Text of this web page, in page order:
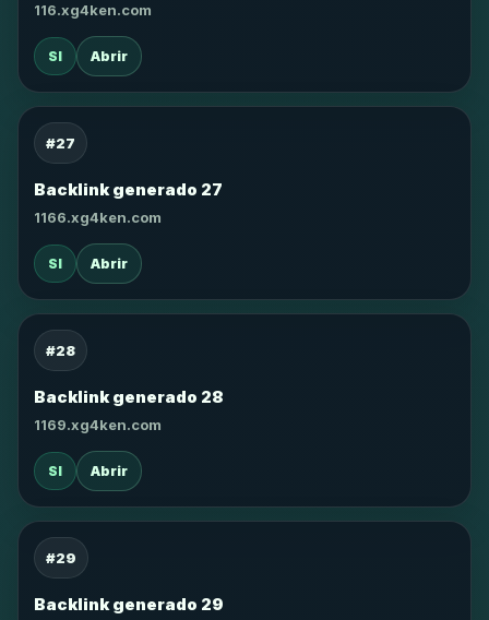
116.xg4ken.com
SI Abrir
#27
Backlink generado 27
1166.xg4ken.com
SI Abrir
#28
Backlink generado 28
1169.xg4ken.com
SI Abrir
#29
Backlink generado 29